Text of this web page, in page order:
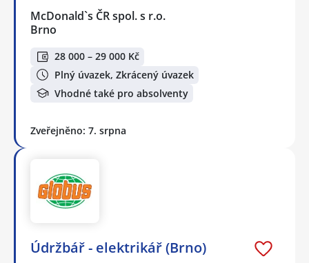
McDonald`s ČR spol. s r.o.
Brno
28 000 – 29 000 Kč
Plný úvazek, Zkrácený úvazek
Vhodné také pro absolventy
Zveřejněno: 7. srpna
Údržbář - elektrikář (Brno)